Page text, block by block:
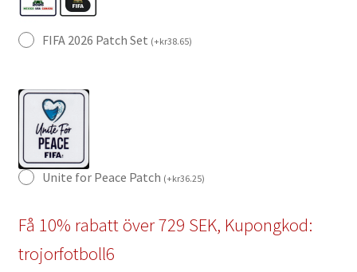
FIFA 2026 Patch Set (+kr38.65)
Unite for Peace Patch (+kr36.25)
Få 10% rabatt över 729 SEK, Kupongkod:
trojorfotboll6